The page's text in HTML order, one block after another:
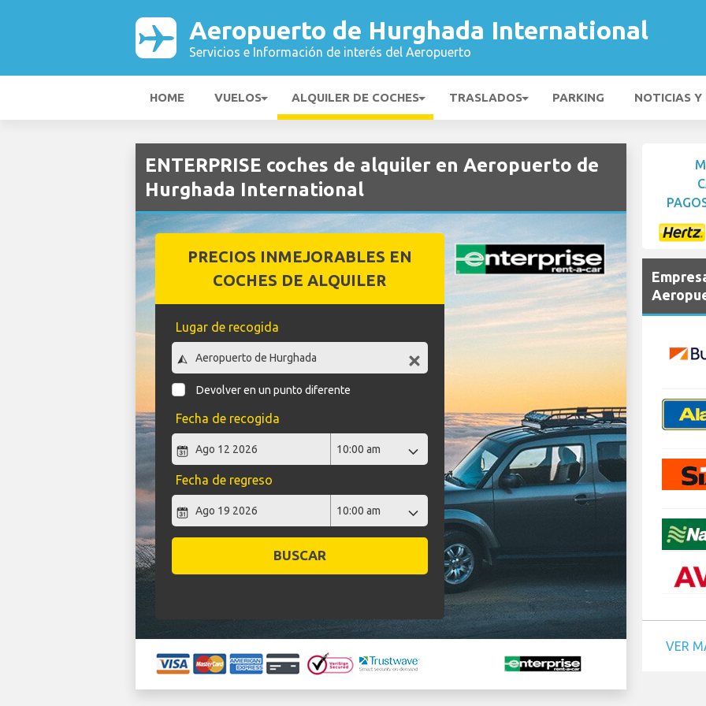
Aeropuerto de Hurghada International
Servicios e Información de interés del Aeropuerto
HOME VUELOS ALQUILER DE COCHES TRASLADOS PARKING NOTICIAS Y
ENTERPRISE coches de alquiler en Aeropuerto de
Hurghada International
PRECIOS INMEJORABLES EN
COCHES DE ALQUILER
Lugar de recogida
Devolver en un punto diferente
Fecha de recogida
Fecha de regreso
BUSCAR
VER